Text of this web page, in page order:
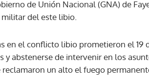
de Unión Nacional (GNA) de
del este libio.
en el conflicto libio prometieron el 19
y abstenerse de intervenir en los
un alto el fuego